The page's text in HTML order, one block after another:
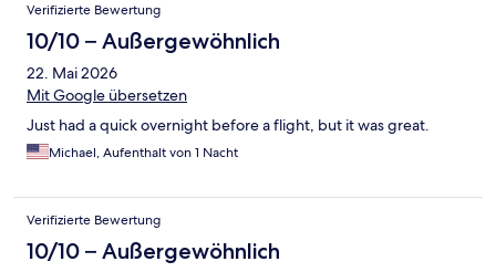
Verifizierte Bewertung
10/10 – Außergewöhnlich
22. Mai 2026
Mit Google übersetzen
Just had a quick overnight before a flight, but it was great.
Michael, Aufenthalt von 1 Nacht
Verifizierte Bewertung
10/10 – Außergewöhnlich